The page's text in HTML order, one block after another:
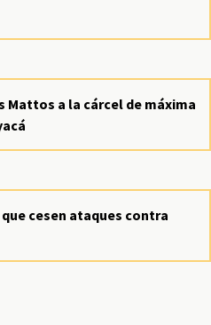
Mattos a la cárcel de máxima
cesen ataques contra